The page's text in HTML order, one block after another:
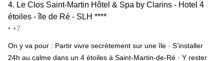
4. Le Clos Saint-Martin Hôtel & Spa by Clarins - Hotel 4
étoiles - île de Ré - SLH ****
• +7
On y va pour : Partir vivre secrètement sur une île · S’installer
24h au calme dans un 4 étoiles à Saint-Martin-de-Ré · Y rester